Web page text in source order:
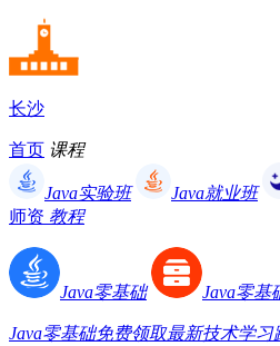
长沙
首页 课程
Java实验班 Java就业班
师资 教程
Java零基础 Java零基
Java零基础免费领取最新技术学习